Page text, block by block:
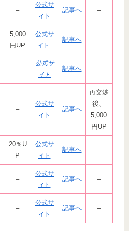
–
公式サ
イト
記事へ –
5,000
円UP
公式サ
イト
記事へ –
–
公式サ
イト
記事へ –
–
公式サ
イト
記事へ
再交渉
後、
5,000
円UP
20％U
P
公式サ
イト
記事へ –
–
公式サ
イト
記事へ –
–
公式サ
イト
記事へ –